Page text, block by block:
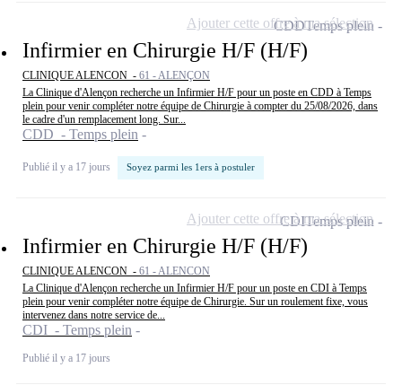
Infirmier en Chirurgie H/F (H/F)
CLINIQUE ALENCON - 61 - ALENÇON
La Clinique d'Alençon recherche un Infirmier H/F pour un poste en CDD à Temps
plein pour venir compléter notre équipe de Chirurgie à compter du 25/08/2026, dans
le cadre d'un remplacement long. Sur...
CDD - Temps plein
Publié il y a 17 jours Soyez parmi les 1ers à postuler
CDDTemps plein
Ajouter cette offre à ma sélection
Infirmier en Chirurgie H/F (H/F)
CLINIQUE ALENCON - 61 - ALENCON
La Clinique d'Alençon recherche un Infirmier H/F pour un poste en CDI à Temps
plein pour venir compléter notre équipe de Chirurgie. Sur un roulement fixe, vous
intervenez dans notre service de...
CDI - Temps plein
Publié il y a 17 jours
CDITemps plein
Ajouter cette offre à ma sélection